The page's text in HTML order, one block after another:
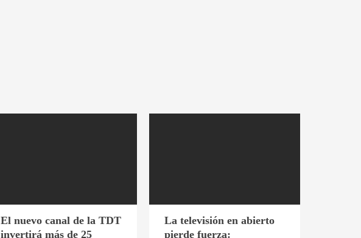
El nuevo canal de la TDT
invertirá más de 25
La televisión en abierto
pierde fuerza: